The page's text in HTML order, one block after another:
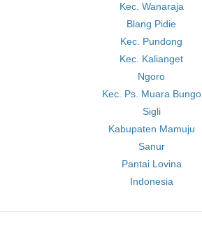
Kec. Wanaraja
Blang Pidie
Kec. Pundong
Kec. Kalianget
Ngoro
Kec. Ps. Muara Bungo
Sigli
Kabupaten Mamuju
Sanur
Pantai Lovina
Indonesia